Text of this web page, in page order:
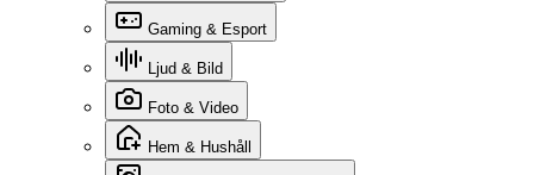
Gaming & Esport
Ljud & Bild
Foto & Video
Hem & Hushåll